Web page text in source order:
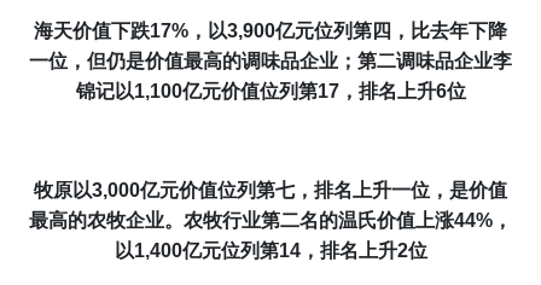
海天价值下跌17% ，以3,900亿元位列第四，比去年下降
一位，但仍是价值最高的调味品企业；第二调味品企业李
锦记以1,100亿元价值位列第17，排名上升6位
牧原以3,000亿元价值位列第七，排名上升一位，是价值
最高的农牧企业。农牧行业第二名的温氏价值上涨44% ，
以1,400亿元位列第14，排名上升2位